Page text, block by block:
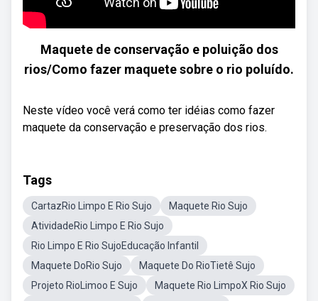
Maquete de conservação e poluição dos
rios/Como fazer maquete sobre o rio poluído.
Neste vídeo você verá como ter idéias como fazer
maquete da conservação e preservação dos rios.
Tags
CartazRio Limpo E Rio Sujo
Maquete Rio Sujo
AtividadeRio Limpo E Rio Sujo
Rio Limpo E Rio SujoEducação Infantil
Maquete DoRio Sujo
Maquete Do RioTietê Sujo
Projeto RioLimoo E Sujo
Maquete Rio LimpoX Rio Sujo